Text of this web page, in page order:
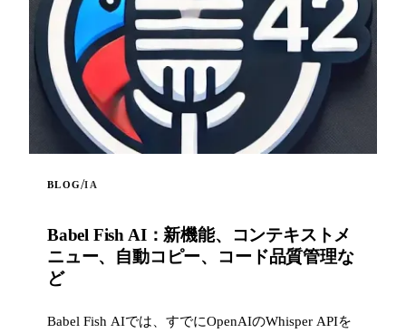
BLOG/IA
Babel Fish AI：新機能、コンテキストメ
ニュー、自動コピー、コード品質管理な
ど
Babel Fish AIでは、すでにOpenAIのWhisper APIを